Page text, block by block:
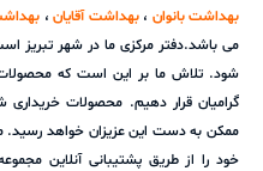
بهداشت بانوان ،بهداشت آقایان،
می باشد.دفتر مرکزی ما در شهر تبریز
شود. تلاش ما بر این است که
گرامیان قرار دهیم. محصولات
ممکن به دست این عزیزان خواهد رسید.